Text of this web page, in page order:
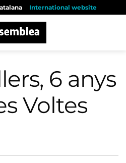
International website
6 anys
Voltes